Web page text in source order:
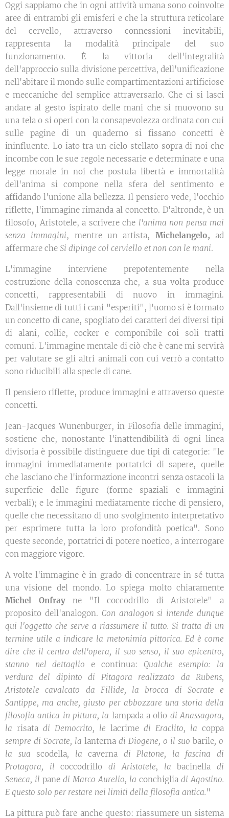
Oggi sappiamo che in ogni attività umana sono coinvolte
aree di entrambi gli emisferi e che la struttura reticolare
del cervello, attraverso connessioni inevitabili,
rappresenta la modalità principale del suo
funzionamento. È la vittoria dell'integralità
dell'approccio sulla divisione percettiva, dell'unificazione
nell'abitare il mondo sulle compartimentazioni artificiose
e meccaniche del semplice attraversarlo. Che ci si lasci
andare al gesto ispirato delle mani che si muovono su
una tela o si operi con la consapevolezza ordinata con cui
sulle pagine di un quaderno si fissano concetti è
ininfluente. Lo iato tra un cielo stellato sopra di noi che
incombe con le sue regole necessarie e determinate e una
legge morale in noi che postula libertà e immortalità
dell'anima si compone nella sfera del sentimento e
affidando l'unione alla bellezza. Il pensiero vede, l'occhio
riflette, l'immagine rimanda al concetto. D'altronde, è un
filosofo, Aristotele, a scrivere che l'anima non pensa mai
senza immagini, mentre un artista, Michelangelo, ad
affermare che Si dipinge col cerviello et non con le mani.
L'immagine interviene prepotentemente nella
costruzione della conoscenza che, a sua volta produce
concetti, rappresentabili di nuovo in immagini.
Dall'insieme di tutti i cani "esperiti", l'uomo si è formato
un concetto di cane, spogliato dei caratteri dei diversi tipi
di alani, collie, cocker e componibile coi soli tratti
comuni. L'immagine mentale di ciò che è cane mi servirà
per valutare se gli altri animali con cui verrò a contatto
sono riducibili alla specie di cane.
Il pensiero riflette, produce immagini e attraverso queste
concetti.
Jean-Jacques Wunenburger, in Filosofia delle immagini,
sostiene che, nonostante l'inattendibilità di ogni linea
divisoria è possibile distinguere due tipi di categorie: "le
immagini immediatamente portatrici di sapere, quelle
che lasciano che l'informazione incontri senza ostacoli la
superficie delle figure (forme spaziali e immagini
verbali); e le immagini mediatamente ricche di pensiero,
quelle che necessitano di uno svolgimento interpretativo
per esprimere tutta la loro profondità poetica". Sono
queste seconde, portatrici di potere noetico, a interrogare
con maggiore vigore.
A volte l'immagine è in grado di concentrare in sé tutta
una visione del mondo. Lo spiega molto chiaramente
Michel Onfrayne "Il coccodrillo di Aristotele" a
proposito dell'analogon. Con analogon si intende dunque
qui l'oggetto che serve a riassumere il tutto. Si tratta di un
termine utile a indicare la metonimia pittorica. Ed è come
dire che il centro dell'opera, il suo senso, il suo epicentro,
stanno nel dettaglio e continua: Qualche esempio: la
verdura del dipinto di Pitagora realizzato da Rubens,
Aristotele cavalcato da Fillide, la brocca di Socrate e
Santippe, ma anche, giusto per abbozzare una storia della
filosofia antica in pittura, la lampada a olio di Anassagora,
la risata di Democrito, le lacrime di Eraclito, la coppa
sempre di Socrate, la lanterna di Diogene, o il suo barile, o
la sua scodella, lacaverna di Platone, la fascina di
Protagora, ilcoccodrillo di Aristotele, la bacinella di
Seneca, il pane di Marco Aurelio, la conchiglia di Agostino.
E questo solo per restare nei limiti della filosofia antica."
La pittura può fare anche questo: riassumere un sistema